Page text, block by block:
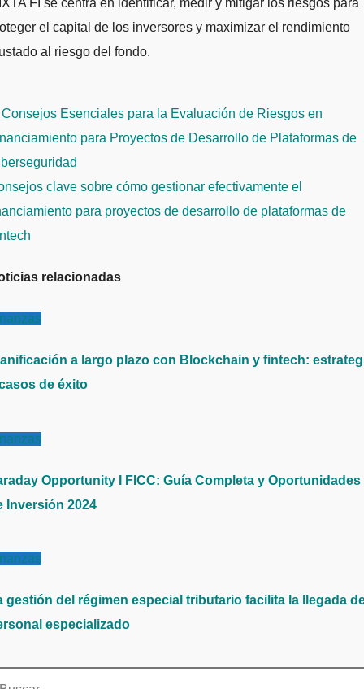
el capital de los inversores y maximizar el rendimiento
al riesgo del fondo.
Esenciales para la Evaluación de Riesgos en
para Proyectos de Desarrollo de Plataformas de
clave sobre cómo gestionar efectivamente el
para proyectos de desarrollo de plataformas de
relacionadas
a largo plazo con Blockchain y fintech:
de éxito
Opportunity I FICC: Guía Completa y Oportunidades
Inversión 2024
gestión del régimen especial tributario facilita la llegada
especializado